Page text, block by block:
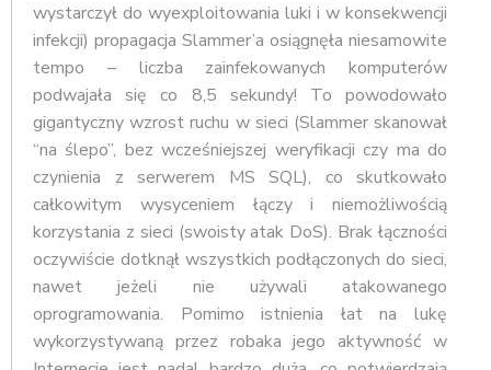
wystarczył do wyexploitowania luki i w konsekwencji
infekcji) propagacja Slammer’a osiągnęła niesamowite
tempo – liczba zainfekowanych komputerów
podwajała się co 8,5 sekundy! To powodowało
gigantyczny wzrost ruchu w sieci (Slammer skanował
“na ślepo”, bez wcześniejszej weryfikacji czy ma do
czynienia z serwerem MS SQL), co skutkowało
całkowitym wysyceniem łączy i niemożliwością
korzystania z sieci (swoisty atak DoS). Brak łączności
oczywiście dotknął wszystkich podłączonych do sieci,
nawet jeżeli nie używali atakowanego
oprogramowania. Pomimo istnienia łat na lukę
wykorzystywaną przez robaka jego aktywność w